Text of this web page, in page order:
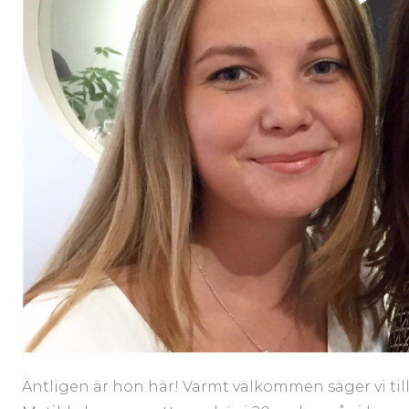
Äntligen är hon här! Varmt välkommen säger vi